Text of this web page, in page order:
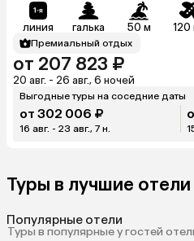
линия галька 50 м 120
Премиальный отдых
от 207 823 ₽
20 авг. - 26 авг., 6 ночей
Выгодные туры на соседние даты
от 302 006 ₽
16 авг. - 23 авг., 7 н.
Туры в лучшие
Популярные отели
Туры в популярные у гостей